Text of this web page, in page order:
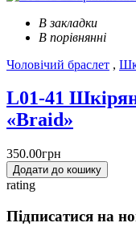
В закладки
В порівнянні
Чоловічий браслет ,
L01-41
«Braid»
350.00грн
Додати до кошику
rating
Підписатися на